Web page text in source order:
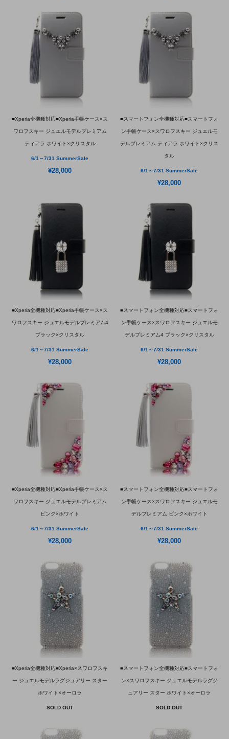
■Xperia全機種対応■Xperia手帳ケース×ス
ワロフスキー ジュエルモデルプレミアム
ティアラ ホワイト×クリスタル
6/1～7/31 SummerSale
¥28,000
■スマートフォン全機種対応■スマートフォ
ン手帳ケース×スワロフスキー ジュエルモ
デルプレミアム ティアラ ホワイト×クリス
タル
6/1～7/31 SummerSale
¥28,000
■Xperia全機種対応■Xperia手帳ケース×ス
ワロフスキー ジュエルモデルプレミアム4
ブラック×クリスタル
6/1～7/31 SummerSale
¥28,000
■スマートフォン全機種対応■スマートフォ
ン手帳ケース×スワロフスキー ジュエルモ
デルプレミアム4 ブラック×クリスタル
6/1～7/31 SummerSale
¥28,000
■Xperia全機種対応■Xperia手帳ケース×ス
ワロフスキー ジュエルモデルプレミアム
ピンク×ホワイト
6/1～7/31 SummerSale
¥28,000
■スマートフォン全機種対応■スマートフォ
ン手帳ケース×スワロフスキー ジュエルモ
デルプレミアム ピンク×ホワイト
6/1～7/31 SummerSale
¥28,000
■Xperia全機種対応■Xperia×スワロフスキ
ー ジュエルモデルラグジュアリー スター
ホワイト×オーロラ
SOLD OUT
■スマートフォン全機種対応■スマートフォ
ン×スワロフスキー ジュエルモデルラグジ
ュアリー スター ホワイト×オーロラ
SOLD OUT